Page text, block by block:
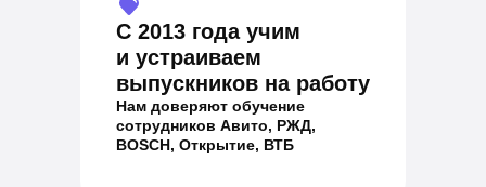
С 2013 года учим
и устраиваем
выпускников на работу
Нам доверяют обучение
сотрудников Авито, РЖД,
BOSCH, Открытие, ВТБ